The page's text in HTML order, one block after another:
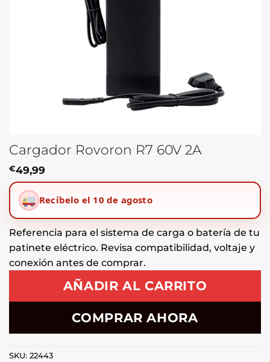
Cargador Rovoron R7 60V 2A
€49,99
Recíbelo el 10 de agosto
Referencia para el sistema de carga o batería de tu
patinete eléctrico. Revisa compatibilidad, voltaje y
conexión antes de comprar.
AÑADIR AL CARRITO
COMPRAR AHORA
SKU: 22443